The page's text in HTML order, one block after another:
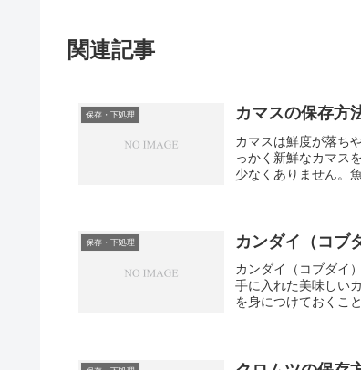
関連記事
保存・下処理 カマスの保存方
カマスは鮮度が落ち
っかく新鮮なカマス
少なくありません。
保存・下処理 カンダイ（コブ
カンダイ（コブダイ
手に入れた美味しい
を身につけておくこ